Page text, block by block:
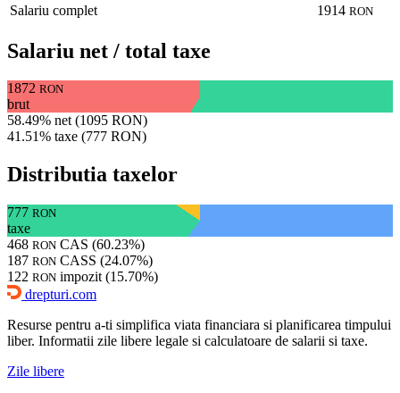
Salariu complet 1914 RON
Salariu net / total taxe
1872 RON
brut
58.49% net (1095 RON)
41.51% taxe (777 RON)
Distributia taxelor
777 RON
taxe
468 RON CAS (60.23%)
187 RON CASS (24.07%)
122 RON impozit (15.70%)
drepturi.com
Resurse pentru a-ti simplifica viata financiara si planificarea timpului
liber. Informatii zile libere legale si calculatoare de salarii si taxe.
Zile libere